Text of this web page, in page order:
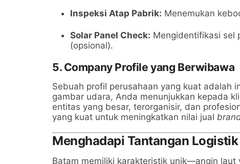
Inspeksi Atap Pabrik: Menemukan
Solar Panel Check: Mengidentifikasi sel
(opsional).
5. Company Profile yang Berwibawa
Sebuah profil perusahaan yang kuat adalah
gambar udara, Anda menunjukkan kepada
entitas yang besar, terorganisir, dan
yang kuat untuk meningkatkan nilai jual
Menghadapi Tantangan
Batam memiliki karakteristik unik—angin